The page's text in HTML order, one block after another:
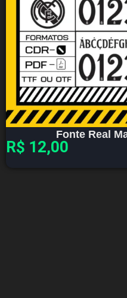
Fonte Real
R$ 12,00